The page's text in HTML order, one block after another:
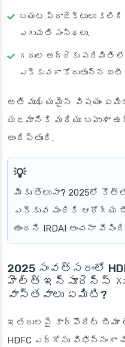
బయట ప్రాజెక్టులు
ఎగుమతి సంస్థలు.
గదుల అద్దెకు పరిమితి
ఎక్కువగా కోరుతున్న
అతి ముఖ్యమైన విషయం
యజమానికి మరియు బహుశా
అందిస్తుంది.
మీకు తెలుసా? 2025లో
ఎక్కువ మందికి ఆరోగ్య
ఉందని IRDAI అంచనా
2025 సంవత్సరంలో
హెల్త్ ఇన్సూరెన్స్
వాస్తవాలు ఏమిటి?
ఇతరులపై కార్పొరేట్ బీమా
HDFC ఎర్గోను